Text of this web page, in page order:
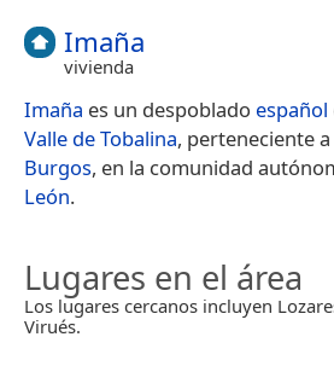
Imaña
vivienda
Imaña es un despoblado español
Valle de Tobalina, perteneciente a
Burgos, en la comunidad
León.
Lugares en el área
Los lugares cercanos incluyen
Virués.